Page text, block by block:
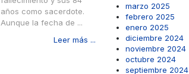
años como sacerdote.
Aunque la fecha de ...
Leer más ...
marzo 2025
febrero 2025
enero 2025
diciembre 2024
noviembre 2024
octubre 2024
septiembre 2024